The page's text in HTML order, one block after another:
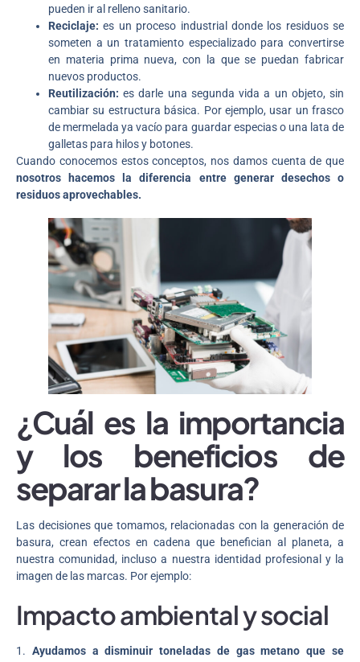
pueden ir al relleno sanitario.
Reciclaje:es un proceso industrial donde los residuos se
someten a un tratamiento especializado para convertirse
en materia prima nueva, con la que se puedan fabricar
nuevos productos.
Reutilización: es darle una segunda vida a un objeto, sin
cambiar su estructura básica. Por ejemplo, usar un frasco
de mermelada ya vacío para guardar especias o una lata de
galletas para hilos y botones.
Cuando conocemos estos conceptos, nos damos cuenta de que
nosotros hacemos la diferencia entre generar desechos o
residuos aprovechables.
¿Cuál es la importancia
y los beneficios de
separar la basura?
Las decisiones que tomamos, relacionadas con la generación de
basura, crean efectos en cadena que benefician al planeta, a
nuestra comunidad, incluso a nuestra identidad profesional y la
imagen de las marcas. Por ejemplo:
Impacto ambiental y social
1. Ayudamos a disminuir toneladas de gas metano que se